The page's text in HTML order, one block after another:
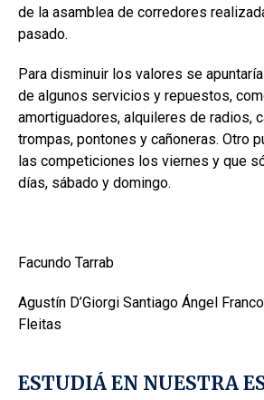
de la asamblea de corredores
pasado.
Para disminuir los valores se
de algunos servicios y repuestos,
amortiguadores, alquileres de radios,
trompas, pontones y cañoneras. Otro
las competiciones los viernes y que
días, sábado y domingo.
Facundo Tarrab
Agustín D’Giorgi Santiago Ángel
Fleitas
ESTUDIÁ EN NUESTRA